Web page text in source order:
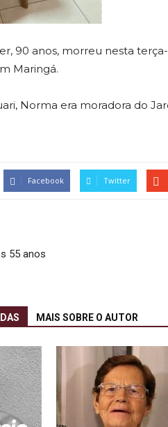
90 anos, morreu nesta terça-
Maringá.
Norma era moradora do
Facebook Twitter
55 anos
MAIS SOBRE O AUTOR